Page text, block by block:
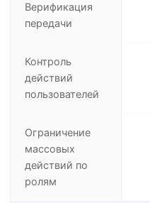
Верификация
передачи
Контроль
действий
пользователей
Ограничение
массовых
действий по
ролям